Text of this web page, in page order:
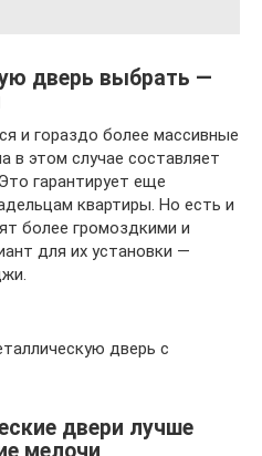
дверь выбрать —
и гораздо более массивные
в этом случае составляет
гарантирует еще
квартиры. Но есть и
более громоздкими и
для их установки —
дверь с
двери лучше
мелочи